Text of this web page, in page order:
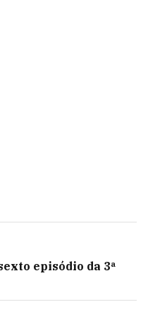
episódio da 3ª